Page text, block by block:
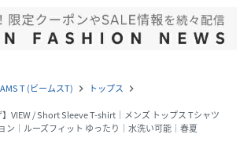
T (ビームスT) navigate_next トップス navigate_next
VIEW / Short Sleeve T-shirt｜メンズ トップス Tシャツ
ン｜ルーズフィット ゆったり｜水洗い可能｜春夏